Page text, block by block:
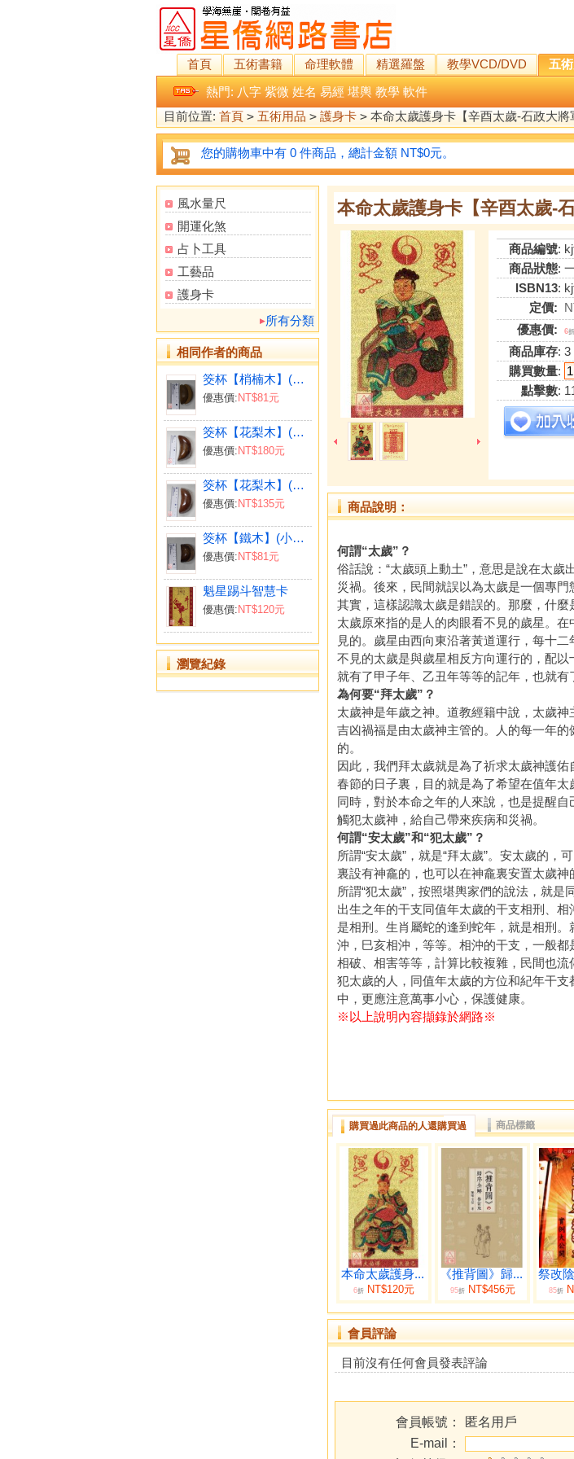
首頁 五術書籍 命理軟體 精選羅盤 教學VCD/DVD 五
熱門: 八字 紫微 姓名 易經 堪輿 教學 軟件
目前位置: 首頁 > 五術用品 > 護身卡 > 本命太歲護身卡【辛酉太歲-石政大將
您的購物車中有 0 件商品，總計金額 NT$0元。
風水量尺
開運化煞
占卜工具
工藝品
護身卡
所有分類
相同作者的商品
筊杯【梢楠木】(小4.5cm)
優惠價: NT$81元
筊杯【花梨木】(大9cm)
優惠價: NT$180元
筊杯【花梨木】(中7.5cm)
優惠價: NT$135元
筊杯【鐵木】(小4.7cm)
優惠價: NT$81元
魁星踢斗智慧卡
優惠價: NT$120元
瀏覽紀錄
本命太歲護身卡【辛酉太歲-石
商品編號:
商品狀態:
ISBN13:
定價:
優惠價:
6折
商品庫存: 3
購買數量:
點擊數:
商品說明：
何謂“太歲”？
俗話說：“太歲頭上動土”，意思是說在太
災禍。後來，民間就誤以為太歲是一個專門
其實，這樣認識太歲是錯誤的。那麼，什麼
太歲原來指的是人的肉眼看不見的歲星。
見的。歲星由西向東沿著黃道運行，每十
不見的太歲是與歲星相反方向運行的，配
就有了甲子年、乙丑年等等的記年，也就有
為何要“拜太歲”？
太歲神是年歲之神。道教經籍中說，太歲神
吉凶禍福是由太歲神主管的。人的每一年
的。
因此，我們拜太歲就是為了祈求太歲神護
春節的日子裏，目的就是為了希望在值年太
同時，對於本命之年的人來說，也是提醒
觸犯太歲神，給自己帶來疾病和災禍。
何謂“安太歲”和“犯太歲”？
所謂“安太歲”，就是“拜太歲”。安太歲的
裏設有神龕的，也可以在神龕裏安置太歲神
所謂“犯太歲”，按照堪輿家們的說法，就
出生之年的干支同值年太歲的干支相刑、
是相刑。生肖屬蛇的逢到蛇年，就是相刑
沖，巳亥相沖，等等。相沖的干支，一般
相破、相害等等，計算比較複雜，民間也流
犯太歲的人，同值年太歲的方位和紀年干
中，更應注意萬事小心，保護健康。
※以上說明內容擷錄於網路※
購買過此商品的人還購買過 商品標籤
本命太歲護身...
6折 NT$120元
《推背圖》歸...
95折NT$456元
祭改
85折
會員評論
目前沒有任何會員發表評論
會員帳號：
匿名用戶
E-mail：